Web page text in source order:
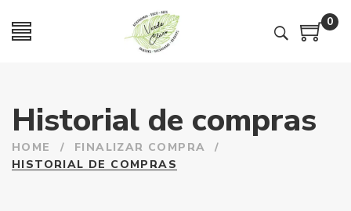
0
Historial de compras
HOME / FINALIZAR COMPRA
/
HISTORIAL DE COMPRAS